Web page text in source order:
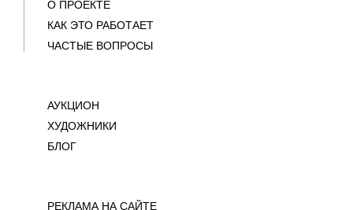
О ПРОЕКТЕ
КАК ЭТО РАБОТАЕТ
ЧАСТЫЕ ВОПРОСЫ
АУКЦИОН
ХУДОЖНИКИ
БЛОГ
РЕКЛАМА НА САЙТЕ